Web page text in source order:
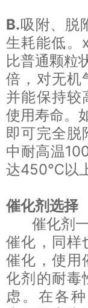
B.吸附、脱
生耗能低。
比普通颗粒
倍，对无机
并能保持较
使用寿命。
即可完全脱
中耐高温
达450℃以上
催化剂选择
催化剂一
催化，同样
催化，使用
化剂的耐毒
虑。在各